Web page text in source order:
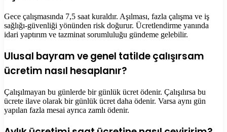
Gece çalışmasında 7,5 saat kuraldır. Aşılması, fazla çalışma ve iş
sağlığı-güvenliği yönünden risk doğurur. Ücretlendirme yanında
idari yaptırım ve tazminat sorumluluğu gündeme gelebilir.
Ulusal bayram ve genel tatilde çalışırsam
ücretim nasıl hesaplanır?
Çalışılmayan bu günlerde bir günlük ücret ödenir. Çalışılırsa bu
ücrete ilave olarak bir günlük ücret daha ödenir. Varsa aynı gün
yapılan fazla mesai ayrıca zamlı ödenir.